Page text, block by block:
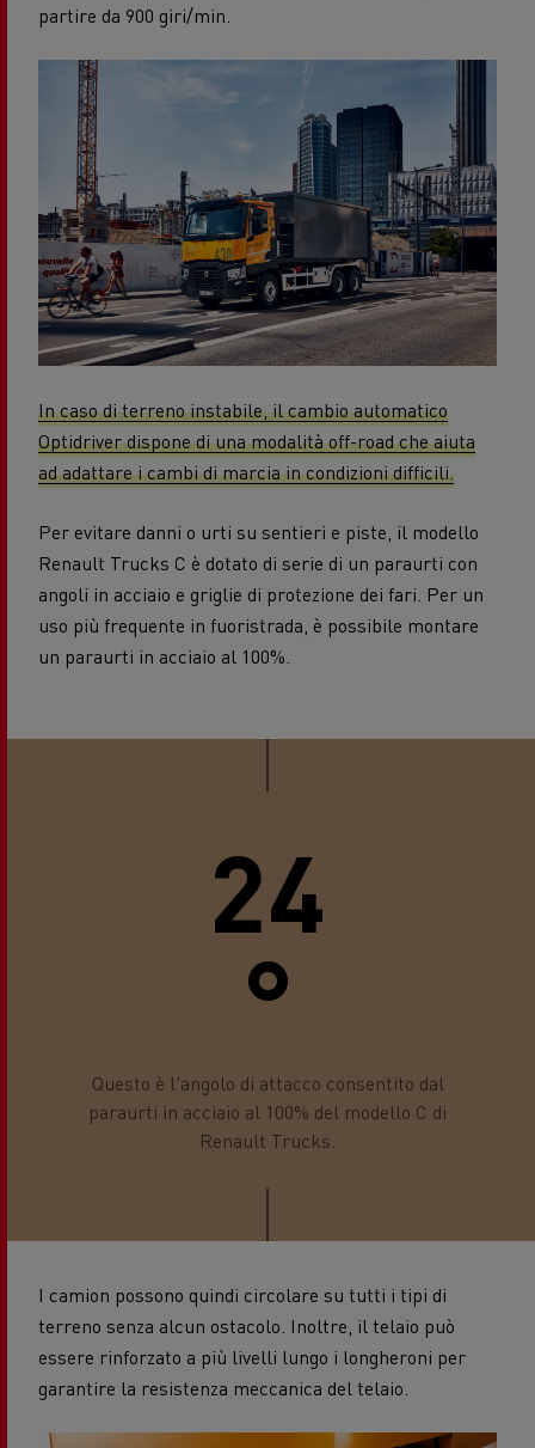
partire da 900 giri/min.
In caso di terreno instabile, il cambio automatico
Optidriver dispone di una modalità off-road che aiuta
ad adattare i cambi di marcia in condizioni difficili.
Per evitare danni o urti su sentieri e piste, il modello
Renault Trucks C è dotato di serie di un paraurti con
angoli in acciaio e griglie di protezione dei fari. Per un
uso più frequente in fuoristrada, è possibile montare
un paraurti in acciaio al 100%.
24
°
Questo è l'angolo di attacco consentito dal
paraurti in acciaio al 100% del modello C di
Renault Trucks.
I camion possono quindi circolare su tutti i tipi di
terreno senza alcun ostacolo. Inoltre, il telaio può
essere rinforzato a più livelli lungo i longheroni per
garantire la resistenza meccanica del telaio.